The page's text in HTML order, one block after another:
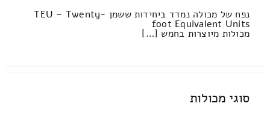
נפח של מכולה נמדד ביחידות ששמן TEU – Twenty-
foot Equivalent Units
מכולות מיוצרות בחמש […]
סוגי מכולות